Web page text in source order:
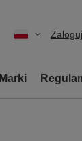
Marki